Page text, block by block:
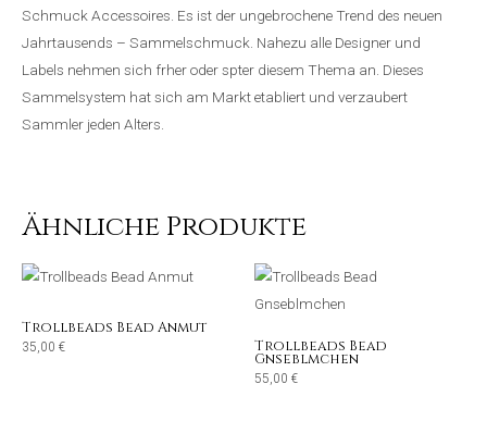
Schmuck Accessoires. Es ist der ungebrochene Trend des neuen
Jahrtausends – Sammelschmuck. Nahezu alle Designer und
Labels nehmen sich frher oder spter diesem Thema an. Dieses
Sammelsystem hat sich am Markt etabliert und verzaubert
Sammler jeden Alters.
Ähnliche Produkte
Trollbeads Bead Anmut
35,00 € Trollbeads Bead
Gnseblmchen
55,00 €